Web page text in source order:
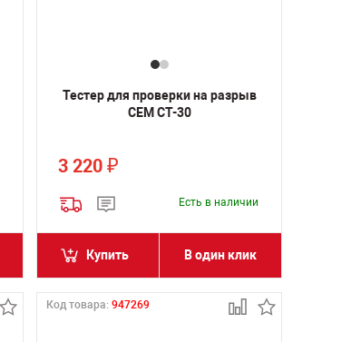
Тестер для проверки на разрыв
CEM CT-30
3 220₽
Есть в наличии
Купить В один клик
Код товара:947269